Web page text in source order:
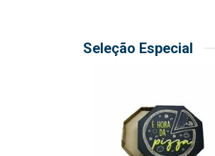
Seleção Especial